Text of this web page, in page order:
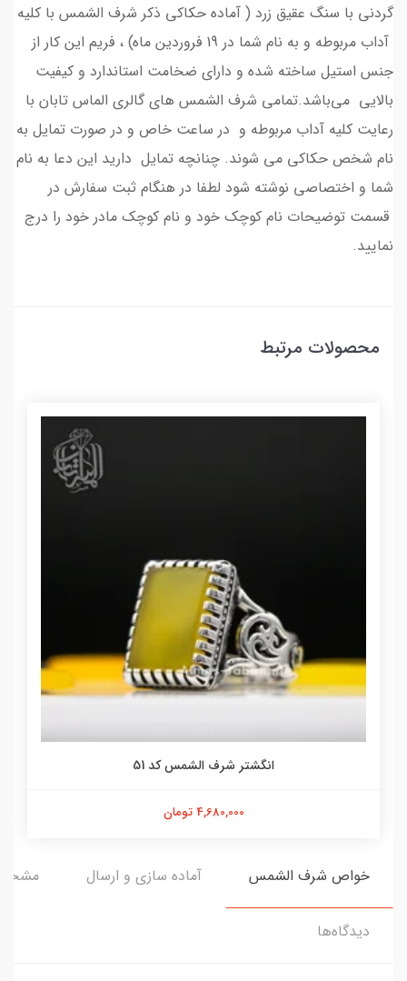
گردنی با سنگ عقیق زرد ( آماده حکاکی ذکر شرف الشمس با کلیه
آداب مربوطه و به نام شما در 19 فروردین ماه) ، فریم این کار از
جنس استیل ساخته شده و دارای ضخامت استاندارد و کیفیت
بالایی می‌باشد.تمامی شرف الشمس های گالری الماس تابان با
رعایت کلیه آداب مربوطه و در ساعت خاص و در صورت تمایل به
نام شخص حکاکی می شوند. چنانچه تمایل دارید این دعا به نام
شما و اختصاصی نوشته شود لطفا در هنگام ثبت سفارش در
قسمت توضیحات نام کوچک خود و نام کوچک مادر خود را درج
نمایید.
محصولات مرتبط
انگشتر شرف الشمس کد 51
4,680,000 تومان
خواص شرف الشمس آماده سازی و ارسال
دیدگاه‌ها